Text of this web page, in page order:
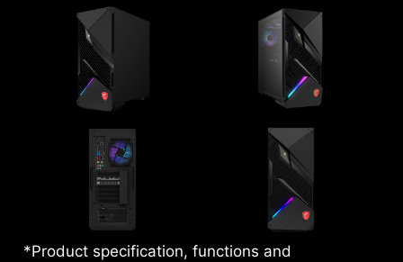
*Product specification, functions and